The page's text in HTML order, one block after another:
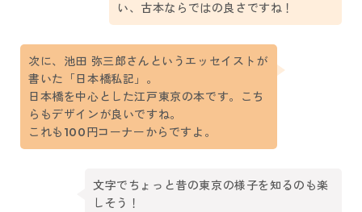
い、古本ならではの良さですね！
次に、池田 弥三郎さんというエッセイストが
書いた「日本橋私記」。
日本橋を中心とした江戸東京の本です。こち
らもデザインが良いですね。
これも100円コーナーからですよ。
文字でちょっと昔の東京の様子を知るのも楽
しそう！